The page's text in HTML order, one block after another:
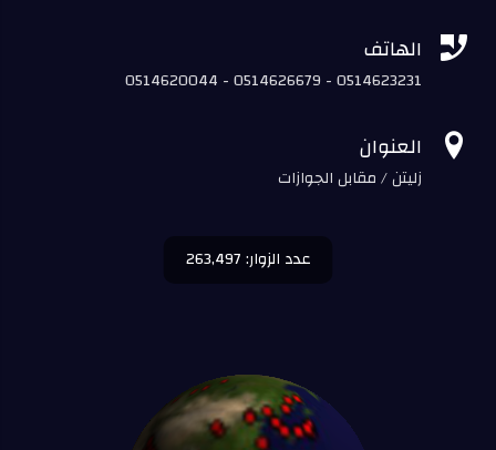
 الهاتف
0514620044 - 0514626679 - 0514623231
 العنوان
زليتن / مقابل الجوازات
عدد الزوار: 263,497